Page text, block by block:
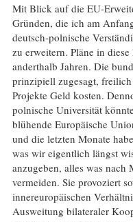
Mit Blick auf die EU-
Gründen, die ich am
deutsch-polnische
zu erweitern. Pläne in
anderthalb Jahren. Die
prinzipiell zugesagt,
Projekte Geld kosten.
polnische Universität
blühende Europäische
und die letzten Monate
was wir eigentlich längst
anzugeben, alles was nach
vermeiden. Sie provoziert
innereuropäischen
Ausweitung bilateraler